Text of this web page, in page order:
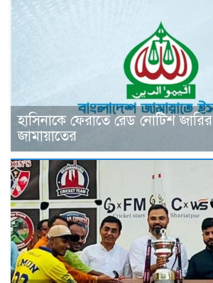
হাসিনাকে ফেরাতে রেড নোটিশ
জামায়াতের